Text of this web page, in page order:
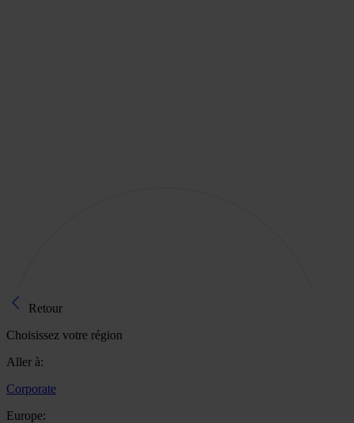
Retour
Choisissez votre région
Aller à:
Corporate
Europe: